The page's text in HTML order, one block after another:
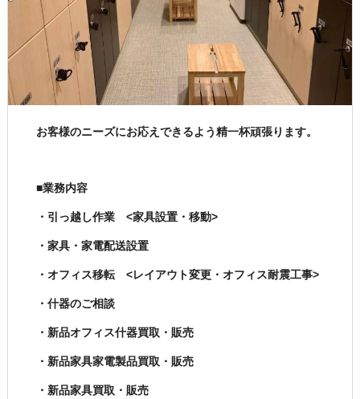
お客様のニーズにお応えできるよう精一杯頑張ります。
■業務内容
・引っ越し作業 <家具設置・移動>
・家具・家電配送設置
・オフィス移転 <レイアウト変更・オフィス耐震工事>
・什器のご相談
・新品オフィス什器買取・販売
・新品家具家電製品買取・販売
・新品家具買取・販売